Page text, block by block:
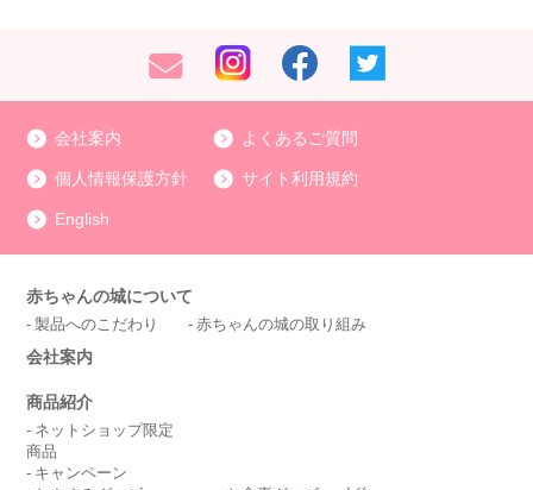
会社案内 よくあるご質問
個人情報保護方針 サイト利用規約
English
赤ちゃんの城について
製品へのこだわり 赤ちゃんの城の取り組み
会社案内
商品紹介
ネットショップ限定
商品
キャンペーン